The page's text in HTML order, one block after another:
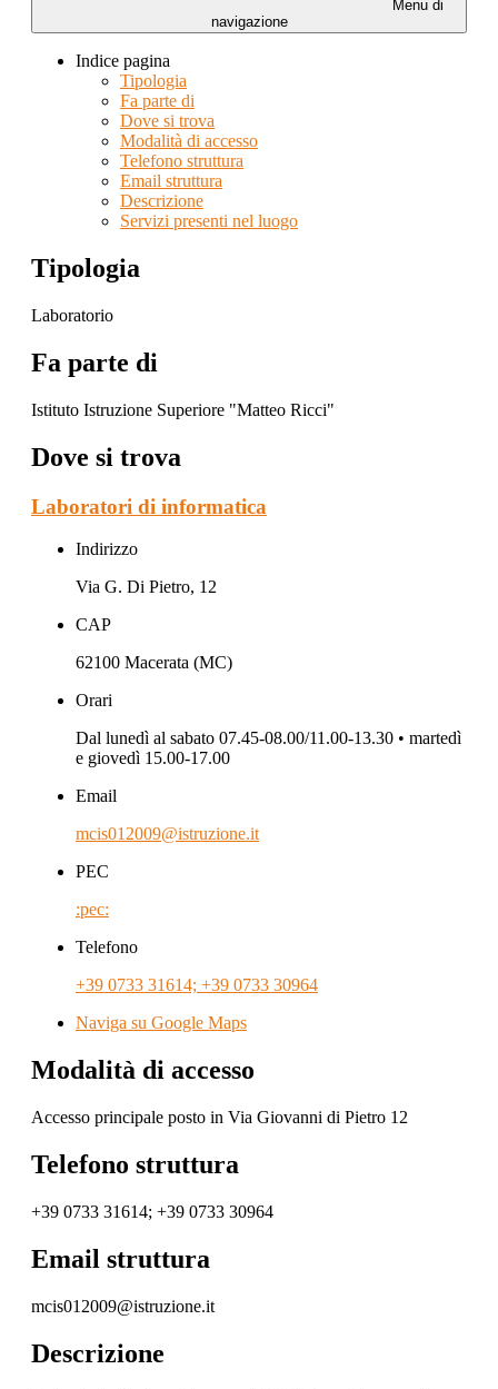
Menu di
navigazione
Indice pagina
Tipologia
Fa parte di
Dove si trova
Modalità di accesso
Telefono struttura
Email struttura
Descrizione
Servizi presenti nel luogo
Tipologia
Laboratorio
Fa parte di
Istituto Istruzione Superiore "Matteo Ricci"
Dove si trova
Laboratori di informatica
Indirizzo
Via G. Di Pietro, 12
CAP
62100 Macerata (MC)
Orari
Dal lunedì al sabato 07.45-08.00/11.00-13.30 • martedì
e giovedì 15.00-17.00
Email
mcis012009@istruzione.it
PEC
:pec:
Telefono
+39 0733 31614; +39 0733 30964
Naviga su Google Maps
Modalità di accesso
Accesso principale posto in Via Giovanni di Pietro 12
Telefono struttura
+39 0733 31614; +39 0733 30964
Email struttura
mcis012009@istruzione.it
Descrizione